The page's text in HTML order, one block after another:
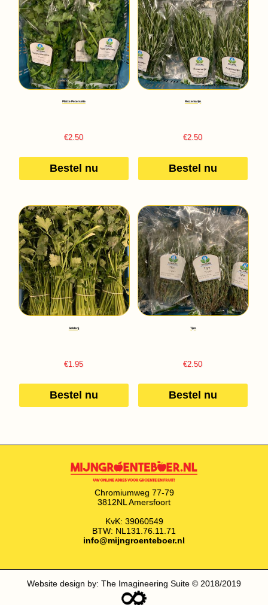
Platte Peterselie
€2.50
Bestel nu
Rozemarijn
€2.50
Bestel nu
Selderij
€1.95
Bestel nu
Tijm
€2.50
Bestel nu
Chromiumweg 77-79
3812NL Amersfoort
KvK: 39060549
BTW: NL131.76.11.71
info@mijngroenteboer.nl
Website design by: The Imagineering Suite © 2018/2019